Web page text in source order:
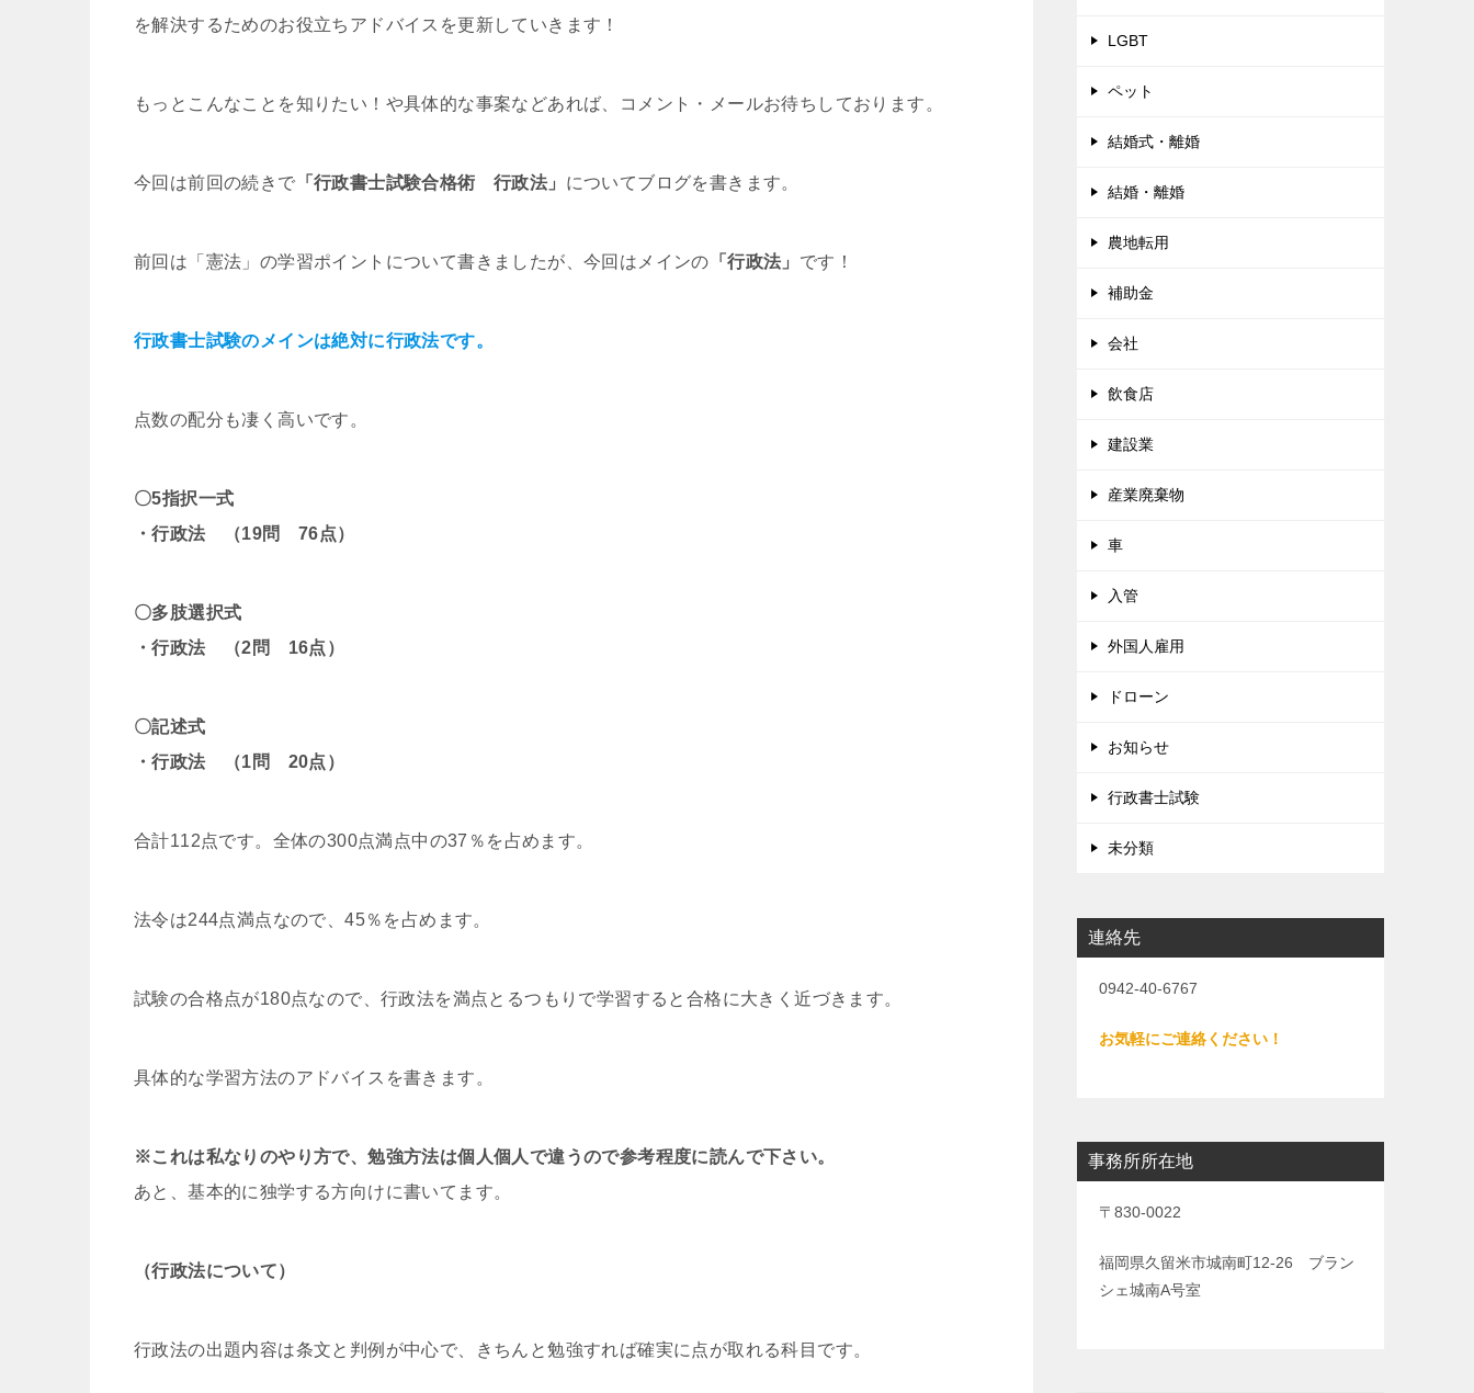
を解決するためのお役立ちアドバイスを更新していきます！
もっとこんなことを知りたい！や具体的な事案などあれば、コメント・メールお待ちしております。
今回は前回の続きで 「行政書士試験合格術 行政法」 についてブログを書きます。
前回は「憲法」の学習ポイントについて書きましたが、今回はメインの 「行政法」 です！
行政書士試験のメインは絶対に行政法です。
点数の配分も凄く高いです。
〇5指択一式
・行政法 （19問 76点）
〇多肢選択式
・行政法 （2問 16点）
〇記述式
・行政法 （1問 20点）
合計112点です。全体の300点満点中の37％を占めます。
法令は244点満点なので、45％を占めます。
試験の合格点が180点なので、行政法を満点とるつもりで学習すると合格に大きく近づきます。
具体的な学習方法のアドバイスを書きます。
※これは私なりのやり方で、勉強方法は個人個人で違うので参考程度に読んで下さい。
あと、基本的に独学する方向けに書いてます。
（行政法について）
行政法の出題内容は条文と判例が中心で、きちんと勉強すれば確実に点が取れる科目です。
LGBT
ペット
結婚式・離婚
結婚・離婚
農地転用
補助金
会社
飲食店
建設業
産業廃棄物
車
入管
外国人雇用
ドローン
お知らせ
行政書士試験
未分類
連絡先
0942-40-6767
お気軽にご連絡ください！
事務所所在地
〒830-0022
福岡県久留米市城南町12-26 ブラン
シェ城南A号室